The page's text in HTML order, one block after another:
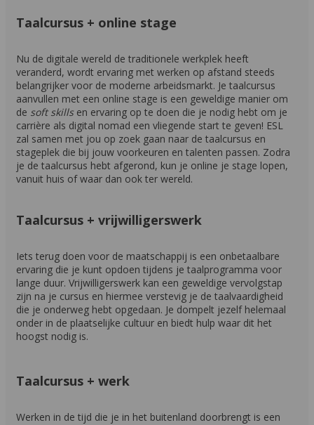
Taalcursus + online stage
Nu de digitale wereld de traditionele werkplek heeft
veranderd, wordt ervaring met werken op afstand steeds
belangrijker voor de moderne arbeidsmarkt. Je taalcursus
aanvullen met een online stage is een geweldige manier om
de soft skillsen ervaring op te doen die je nodig hebt om je
carrière als digital nomad een vliegende start te geven! ESL
zal samen met jou op zoek gaan naar de taalcursus en
stageplek die bij jouw voorkeuren en talenten passen. Zodra
je de taalcursus hebt afgerond, kun je online je stage lopen,
vanuit huis of waar dan ook ter wereld.
Taalcursus + vrijwilligerswerk
Iets terug doen voor de maatschappij is een onbetaalbare
ervaring die je kunt opdoen tijdens je taalprogramma voor
lange duur. Vrijwilligerswerk kan een geweldige vervolgstap
zijn na je cursus en hiermee verstevig je de taalvaardigheid
die je onderweg hebt opgedaan. Je dompelt jezelf helemaal
onder in de plaatselijke cultuur en biedt hulp waar dit het
hoogst nodig is.
Taalcursus + werk
Werken in de tijd die je in het buitenland doorbrengt is een